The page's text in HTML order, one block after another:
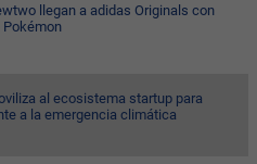
llegan a adidas Originals con
Pokémon
al ecosistema startup para
a la emergencia climática